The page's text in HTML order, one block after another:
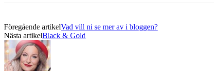
Föregående artikelVad vill ni se mer av i bloggen?
Nästa artikelBlack & Gold